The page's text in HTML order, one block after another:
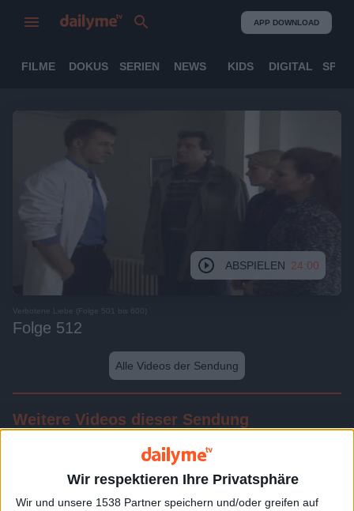
Wir respektieren Ihre Privatsphäre
Wir und unsere 1538 Partner speichern und/oder greifen auf
APP DOWNLOAD
FILME DOKUS SERIEN NEWS KIDS DIGITAL
ABSPIELEN 24:00
Verbotene Liebe (Folge 501 bis 600)
Folge 512
Alle Videos der Sendung
Weitere Videos dieser Sendung